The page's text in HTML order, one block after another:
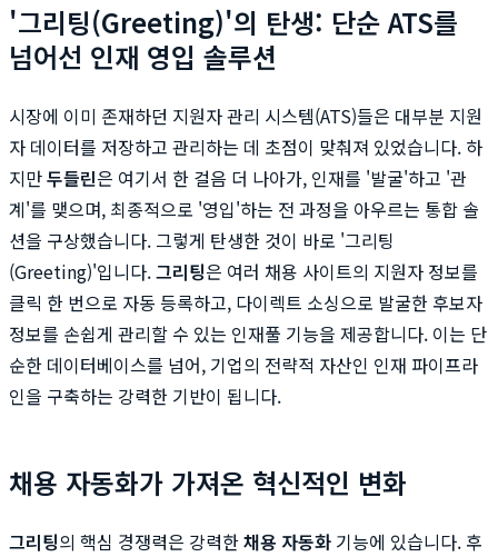
'그리팅(Greeting)'의 탄생: 단순 ATS를
넘어선 인재 영입 솔루션
시장에 이미 존재하던 지원자 관리 시스템(ATS)들은 대부분 지원
자 데이터를 저장하고 관리하는 데 초점이 맞춰져 있었습니다. 하
지만두들린은 여기서 한 걸음 더 나아가, 인재를 '발굴'하고 '관
계'를 맺으며, 최종적으로 '영입'하는 전 과정을 아우르는 통합 솔
션을 구상했습니다. 그렇게 탄생한 것이 바로 '그리팅
(Greeting)'입니다.그리팅은 여러 채용 사이트의 지원자 정보를
클릭 한 번으로 자동 등록하고, 다이렉트 소싱으로 발굴한 후보자
정보를 손쉽게 관리할 수 있는 인재풀 기능을 제공합니다. 이는 단
순한 데이터베이스를 넘어, 기업의 전략적 자산인 인재 파이프라
인을 구축하는 강력한 기반이 됩니다.
채용 자동화가 가져온 혁신적인 변화
그리팅의 핵심 경쟁력은 강력한채용 자동화 기능에 있습니다. 후